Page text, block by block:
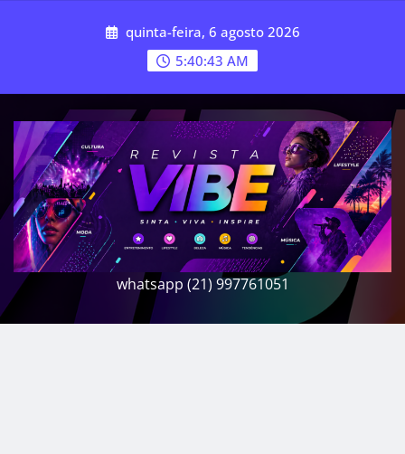
quinta-feira, 6 agosto 2026
5:40:45 AM
whatsapp (21) 997761051